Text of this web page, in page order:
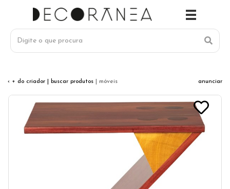
‹ + do criador | buscar produtos | móveis anunciar
Previous Next